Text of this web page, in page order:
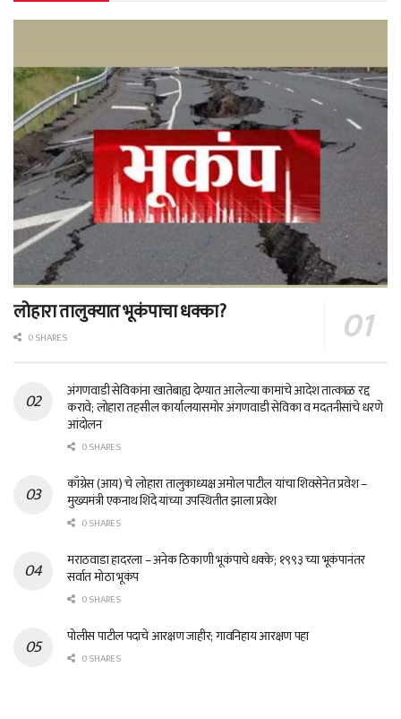
लोहारा तालुक्यात भूकंपाचा धक्का?
0 SHARES
अंगणवाडी सेविकांना खातेबाह्य देण्यात आलेल्या कामांचे आदेश तात्काळ रद्द
करावे; लोहारा तहसील कार्यालयासमोर अंगणवाडी सेविका व मदतनीसांचे धरणे
आंदोलन
0 SHARES
काँग्रेस (आय) चे लोहारा तालुकाध्यक्ष अमोल पाटील यांचा शिवसेनेत प्रवेश –
मुख्यमंत्री एकनाथ शिंदे यांच्या उपस्थितीत झाला प्रवेश
0 SHARES
मराठवाडा हादरला – अनेक ठिकाणी भूकंपाचे धक्के; १९९३ च्या भूकंपानंतर
सर्वात मोठा भूकंप
0 SHARES
पोलीस पाटील पदाचे आरक्षण जाहीर; गावनिहाय आरक्षण पहा
0 SHARES